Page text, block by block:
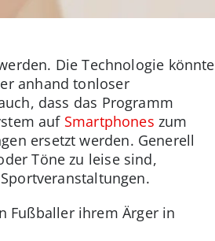
Die Technologie könnte
anhand tonloser
dass das Programm
auf Smartphones zum
ersetzt werden. Generell
Töne zu leise sind,
Fußballer ihrem Ärger in